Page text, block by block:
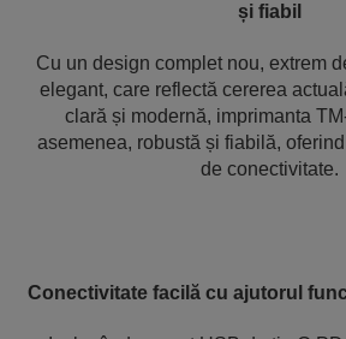
și fiabil
Cu un design complet nou, extrem
elegant, care reflectă cererea
clară și modernă, imprimanta
asemenea, robustă și fiabilă,
de conectivitate.
Conectivitate facilă cu ajutorul